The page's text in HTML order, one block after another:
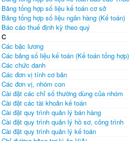
Bảng tổng hợp số liệu kế toán cơ sở
Bảng tổng hợp số liệu ngân hàng (Kế toán)
Báo cáo thuế định kỳ theo quý
C
Các bậc lương
Các bảng số liệu kế toán (Kế toán tổng hợp)
Các chức danh
Các đơn vị tính cơ bản
Các đơn vị, nhóm con
Cài đặt các chỉ số thường dùng của nhóm
Cài đặt các tài khoản kế toán
Cài đặt quy trình quản lý bán hàng
Cài đặt quy trình quản lý hồ sơ, công trình
Cài đặt quy trình quản lý kế toán